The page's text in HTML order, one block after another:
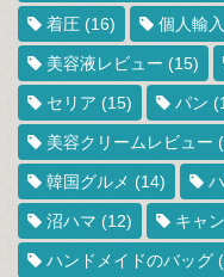
着圧 (16) 個人輸
美容液レビュー (15)
セリア (15) パン
美容クリームレビュー
韓国グルメ (14)
沼ハマ (12) キャ
ハンドメイドのバッグ